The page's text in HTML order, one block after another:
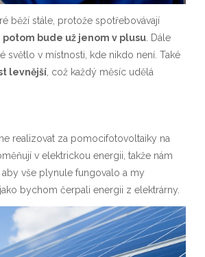
běží stále, protože spotřebovávají
potom bude už jenom v plusu . Dále
v místnosti, kde nikdo není. Také
levnější , což každý měsíc udělá
realizovat za pomocifotovoltaiky na
v elektrickou energii, takže nám
vše plynule fungovalo a my
, jako bychom čerpali energii z elektrárny.